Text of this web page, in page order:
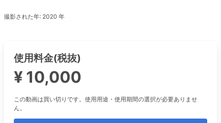
撮影された年: 2020 年
使用料金(税抜)
¥ 10,000
この動画は買い切りです。使用用途・使用期間の選択が必要ありませ
ん。